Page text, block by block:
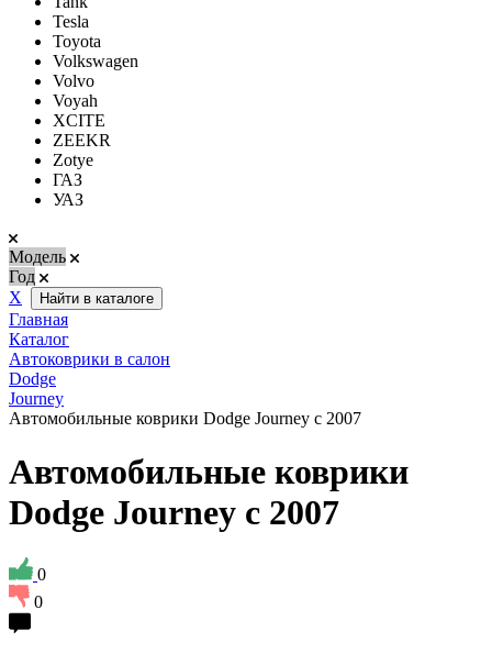
Tesla
Toyota
Volkswagen
Volvo
Voyah
XCITE
ZEEKR
Zotye
ГАЗ
УАЗ
Модель
Год
Х
Найти в каталоге
Главная
Каталог
Автоковрики в салон
Dodge
Journey
Автомобильные коврики Dodge Journey с 2007
Автомобильные коврики
Dodge Journey с 2007
0
0